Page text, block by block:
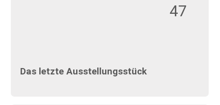
47
Das letzte Ausstellungsstück